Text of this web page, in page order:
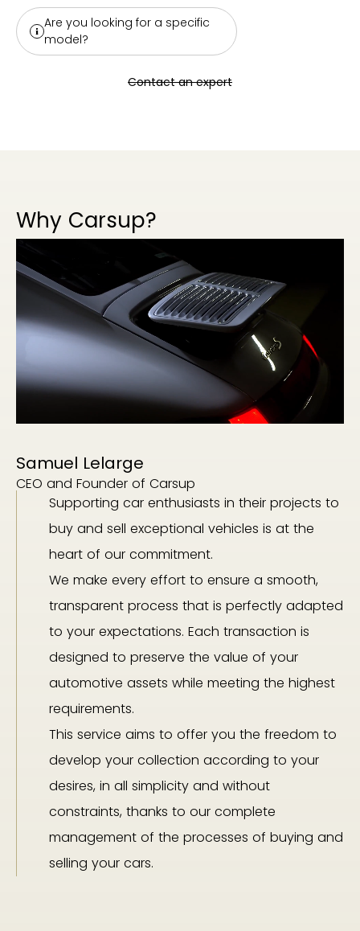
Are you looking for a specific
model?
Contact an expert
Why Carsup?
Samuel Lelarge
CEO and Founder of Carsup
Supporting car enthusiasts in their projects to
buy and sell exceptional vehicles is at the
heart of our commitment.
We make every effort to ensure a smooth,
transparent process that is perfectly adapted
to your expectations. Each transaction is
designed to preserve the value of your
automotive assets while meeting the highest
requirements.
This service aims to offer you the freedom to
develop your collection according to your
desires, in all simplicity and without
constraints, thanks to our complete
management of the processes of buying and
selling your cars.